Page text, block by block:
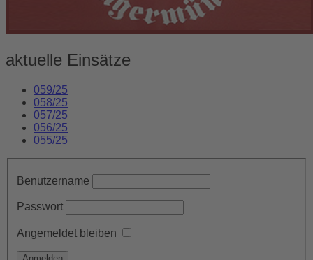
aktuelle Einsätze
059/25
058/25
057/25
056/25
055/25
Benutzername
Passwort
Angemeldet bleiben